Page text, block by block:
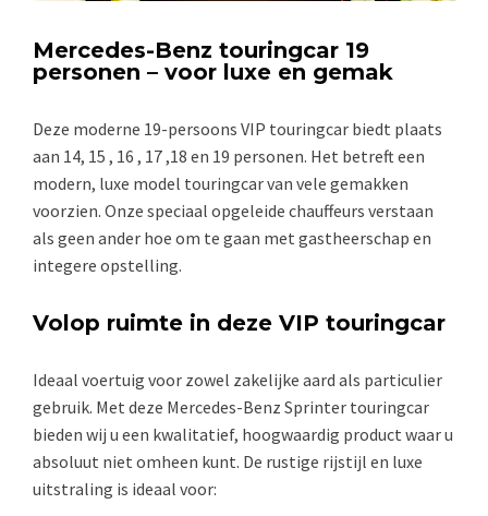
Mercedes-Benz touringcar 19
personen – voor luxe en gemak
Deze moderne 19-persoons VIP touringcar biedt plaats
aan 14, 15 , 16 , 17 ,18 en 19 personen. Het betreft een
modern, luxe model touringcar van vele gemakken
voorzien. Onze speciaal opgeleide chauffeurs verstaan
als geen ander hoe om te gaan met gastheerschap en
integere opstelling.
Volop ruimte in deze VIP touringcar
Ideaal voertuig voor zowel zakelijke aard als particulier
gebruik. Met deze Mercedes-Benz Sprinter touringcar
bieden wij u een kwalitatief, hoogwaardig product waar u
absoluut niet omheen kunt. De rustige rijstijl en luxe
uitstraling is ideaal voor: